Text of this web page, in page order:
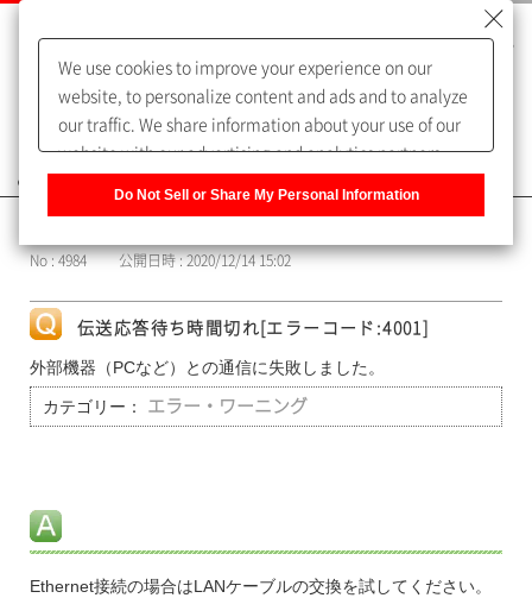
よくあるご質問（FAQ）
No : 4984 公開日時 : 2020/12/14 15:02
伝送応答待ち時間切れ[エラーコード:4001]
外部機器（PCなど）との通信に失敗しました。
カテゴリー： エラー・ワーニング
Ethernet接続の場合はLANケーブルの交換を試してください。
We use cookies to improve your experience on our
website, to personalize content and ads and to analyze
our traffic. We share information about your use of our
website with our advertising and analytics partners,
of our sharing information about you with our partners.
Information] to customize your cookie settings on our
Do Not Sell or Share My Personal Information